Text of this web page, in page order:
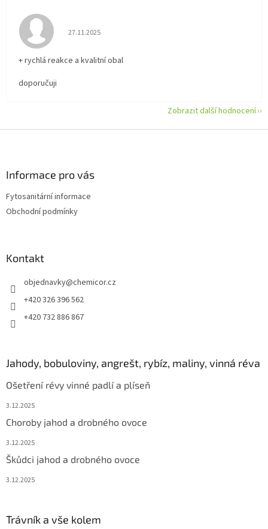
Hodnocení obchodu je 5 z 5 hvězdiček.
27.11.2025
+ rychlá reakce a kvalitní obal
doporučuji
Zobrazit další hodnocení
Informace pro vás
Fytosanitární informace
Obchodní podmínky
Kontakt
objednavky@chemicor.cz
+420 326 396 562
+420 732 886 867
Jahody, bobuloviny, angrešt, rybíz, maliny, vinná réva
Ošetření révy vinné padlí a plíseň
3.12.2025
Choroby jahod a drobného ovoce
3.12.2025
Škůdci jahod a drobného ovoce
3.12.2025
Trávník a vše kolem